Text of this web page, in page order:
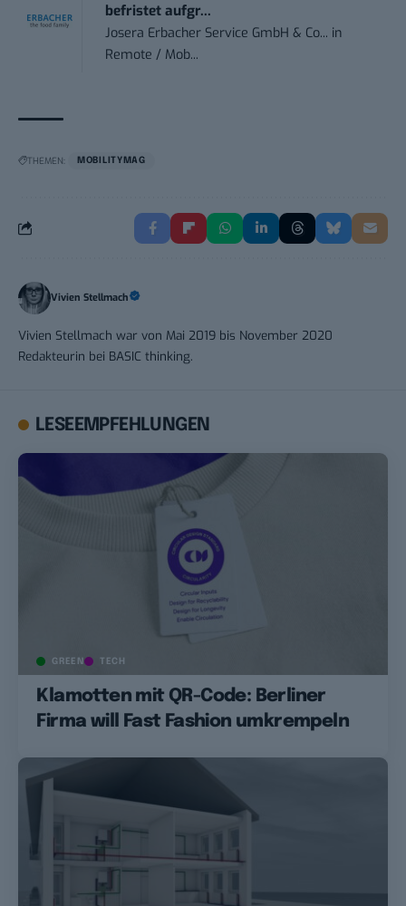
befristet aufgr...
Josera Erbacher Service GmbH & Co... in
Remote / Mob...
THEMEN: MOBILITYMAG
Vivien Stellmach
Vivien Stellmach war von Mai 2019 bis November 2020
Redakteurin bei BASIC thinking.
LESEEMPFEHLUNGEN
GREEN TECH
Klamotten mit QR-Code: Berliner
Firma will Fast Fashion umkrempeln